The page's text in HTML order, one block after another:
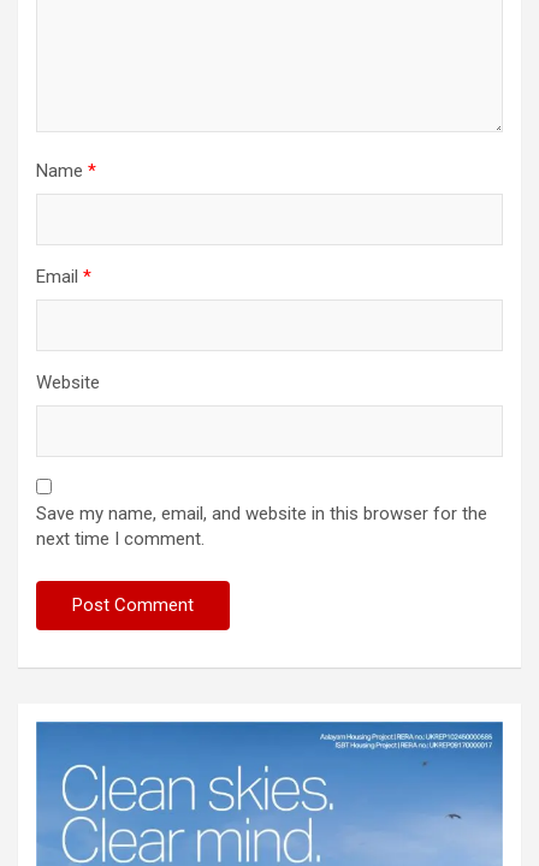
Name *
Email *
Website
Save my name, email, and website in this browser for the
next time I comment.